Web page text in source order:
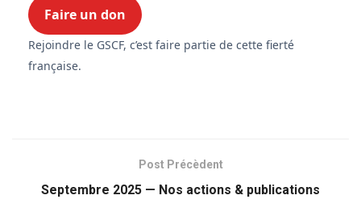
Faire un don
Rejoindre le GSCF, c’est faire partie de cette fierté
française.
Post Précèdent
Septembre 2025 — Nos actions & publications